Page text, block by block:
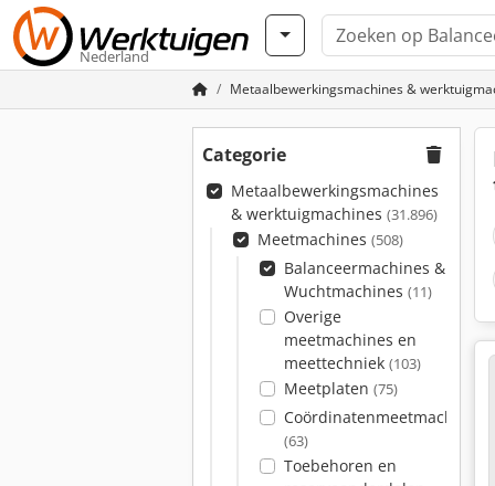
Nederland
Metaalbewerkingsmachines &
Categorie
Metaalbewerkingsmachines
& werktuigmachines (31.896)
Meetmachines (508)
Balanceermachines &
Wuchtmachines (11)
Overige
meetmachines en
meettechniek (103)
Meetplaten (75)
Coördinatenmeetmachines
(63)
Toebehoren en